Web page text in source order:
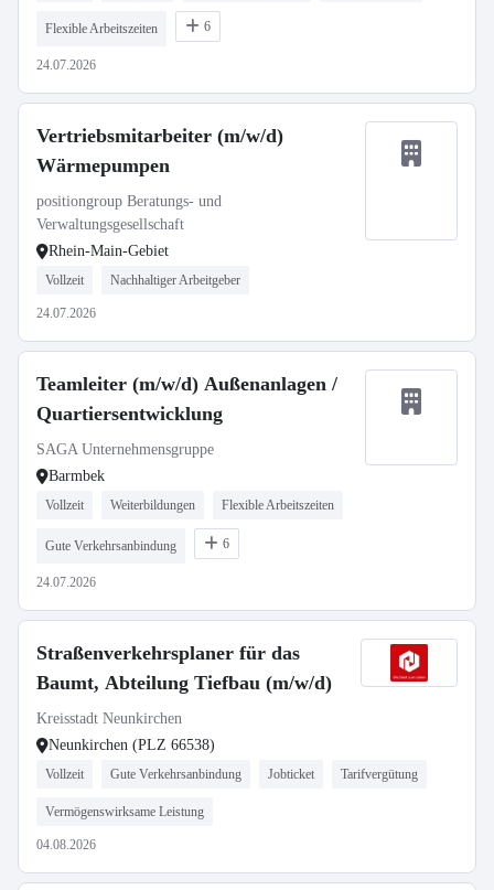
Flexible Arbeitszeiten 6
24.07.2026
Vertriebsmitarbeiter (m/w/d)
Wärmepumpen
positiongroup Beratungs- und
Verwaltungsgesellschaft
Rhein-Main-Gebiet
Vollzeit Nachhaltiger Arbeitgeber
24.07.2026
Teamleiter (m/w/d) Außenanlagen /
Quartiersentwicklung
SAGA Unternehmensgruppe
Barmbek
Vollzeit Weiterbildungen Flexible Arbeitszeiten
Gute Verkehrsanbindung 6
24.07.2026
Straßenverkehrsplaner für das
Baumt, Abteilung Tiefbau (m/w/d)
Kreisstadt Neunkirchen
Neunkirchen (PLZ 66538)
Vollzeit Gute Verkehrsanbindung Jobticket Tarifvergütung
Vermögenswirksame Leistung
04.08.2026